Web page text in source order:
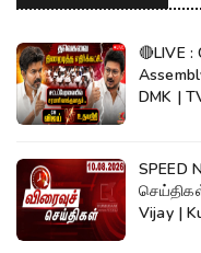
🔴LIVE
DMK |
SPEED
Vijay |